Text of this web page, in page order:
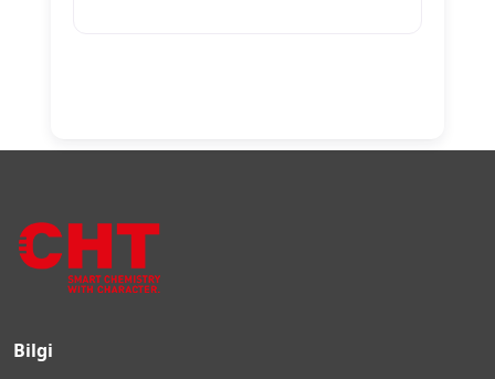
Bilgi